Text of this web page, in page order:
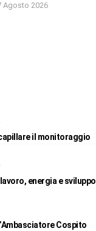
Agosto 2026
il monitoraggio
energia e sviluppo
Cospito